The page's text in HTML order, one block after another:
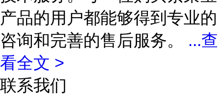
产品的用户都能够得到专业的
咨询和完善的售后服务。 ...查
看全文 >
联系我们